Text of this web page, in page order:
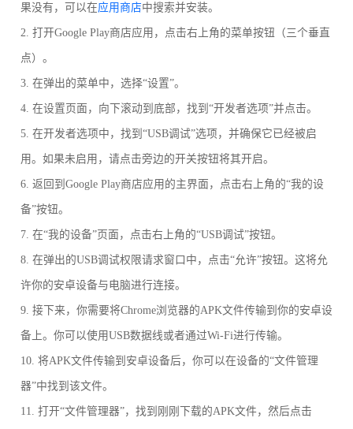
果没有，可以在应用商店中搜索并安装。
2. 打开Google Play商店应用，点击右上角的菜单按钮（三个垂直
点）。
3. 在弹出的菜单中，选择“设置”。
4. 在设置页面，向下滚动到底部，找到“开发者选项”并点击。
5. 在开发者选项中，找到“USB调试”选项，并确保它已经被启
用。如果未启用，请点击旁边的开关按钮将其开启。
6. 返回到Google Play商店应用的主界面，点击右上角的“我的设
备”按钮。
7. 在“我的设备”页面，点击右上角的“USB调试”按钮。
8. 在弹出的USB调试权限请求窗口中，点击“允许”按钮。这将允
许你的安卓设备与电脑进行连接。
9. 接下来，你需要将Chrome浏览器的APK文件传输到你的安卓设
备上。你可以使用USB数据线或者通过Wi-Fi进行传输。
10. 将APK文件传输到安卓设备后，你可以在设备的“文件管理
器”中找到该文件。
11. 打开“文件管理器”，找到刚刚下载的APK文件，然后点击